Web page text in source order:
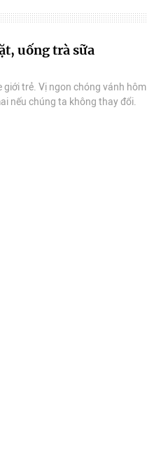
uống trà sữa
trẻ. Vị ngon chóng vánh hôm
nếu chúng ta không thay đổi.